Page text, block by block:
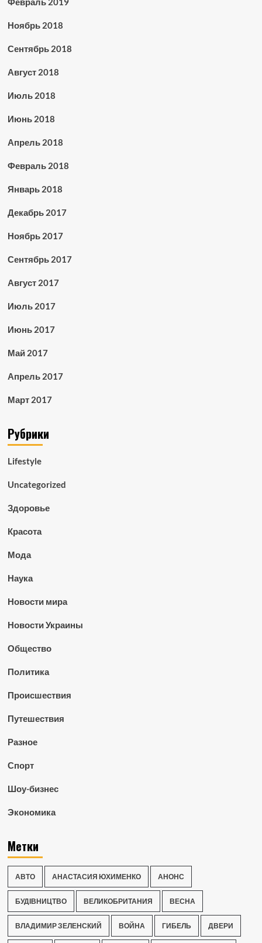
Ноябрь 2018
Сентябрь 2018
Август 2018
Июль 2018
Июнь 2018
Апрель 2018
Февраль 2018
Январь 2018
Декабрь 2017
Ноябрь 2017
Сентябрь 2017
Август 2017
Июль 2017
Июнь 2017
Май 2017
Апрель 2017
Март 2017
Рубрики
Lifestyle
Uncategorized
Здоровье
Красота
Мода
Наука
Новости мира
Новости Украины
Общество
Политика
Происшествия
Путешествия
Разное
Спорт
Шоу-бизнес
Экономика
Метки
АВТО АНАСТАСИЯ ЮХИМЕНКО АНОНС
БУДІВНИЦТВО ВЕЛИКОБРИТАНИЯ ВЕСНА
ВЛАДИМИР ЗЕЛЕНСКИЙ ВОЙНА ГИБЕЛЬ ДВЕРИ